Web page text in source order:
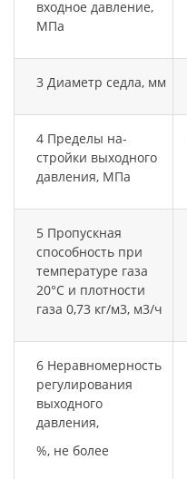
входное давление,
МПа
3 Диаметр седла, мм
4 Пределы на-
стройки выходного
давления, МПа
5 Пропускная
способность при
температуре газа
20°С и плотности
газа 0,73 кг/м3, м3/ч
6 Неравномерность
регулирования
выходного
давления,
%, не более